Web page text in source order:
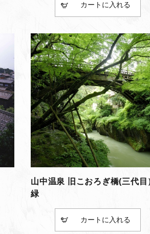
カート
山中温泉 旧こおろぎ橋(三代目
緑
カート